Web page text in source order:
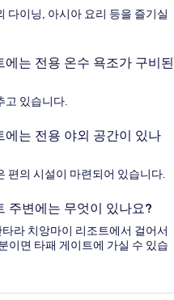
다이닝, 아시아 요리 등을 즐기실
는 전용 온수 욕조가 구비된
고 있습니다.
는 전용 야외 공간이 있나
편의 시설이 마련되어 있습니다.
주변에는 무엇이 있나요?
라 치앙마이 리조트에서 걸어서
이면 타패 게이트에 가실 수 있습